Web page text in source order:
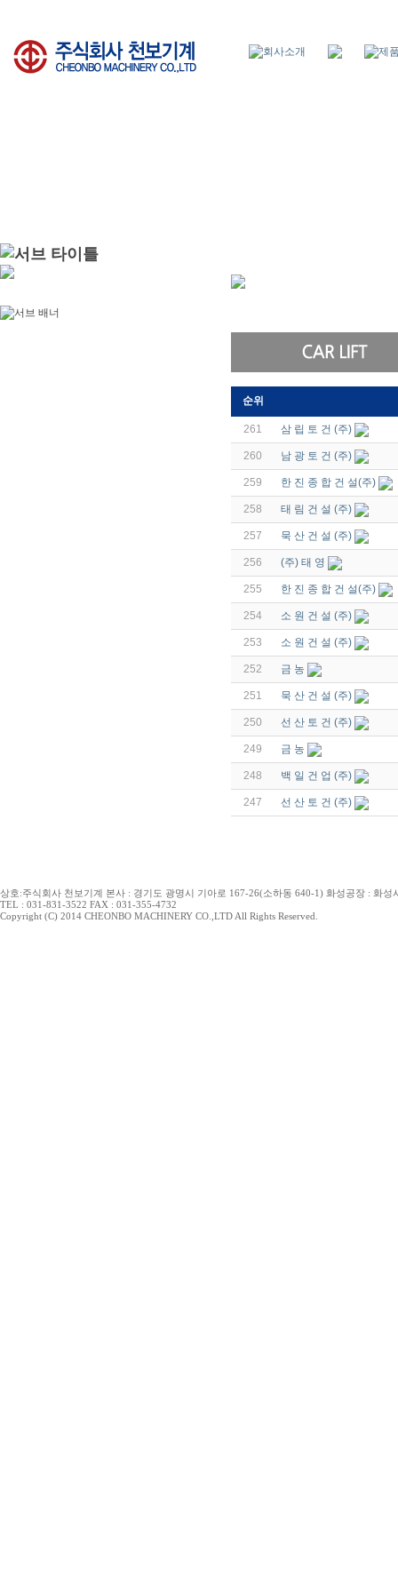
순위
261 삼 립 토 건 (주)
260 남 광 토 건 (주)
259 한 진 종 합 건 설(주)
258 태 림 건 설 (주)
257 묵 산 건 설 (주)
256 (주) 태 영
255 한 진 종 합 건 설(주)
254 소 원 건 설 (주)
253 소 원 건 설 (주)
252 금 농
251 묵 산 건 설 (주)
250 선 산 토 건 (주)
249 금 농
248 백 일 건 업 (주)
247 선 산 토 건 (주)
상호:주식회사 천보기계 본사 : 경기도 광명시 기아로 167-26(소하동 640-1) 화성공장 : 화
TEL : 031-831-3522 FAX : 031-355-4732
Copyright (C) 2014 CHEONBO MACHINERY CO.,LTD All Rights Reserved.